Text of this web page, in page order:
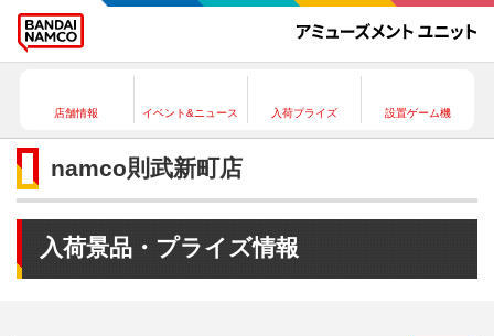
店舗情報 イベント&ニュース 入荷プライズ 設置ゲーム機
namco則武新町店
入荷景品・プライズ情報